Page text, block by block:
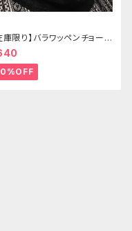
庫限り】バラワッペンチョーカ